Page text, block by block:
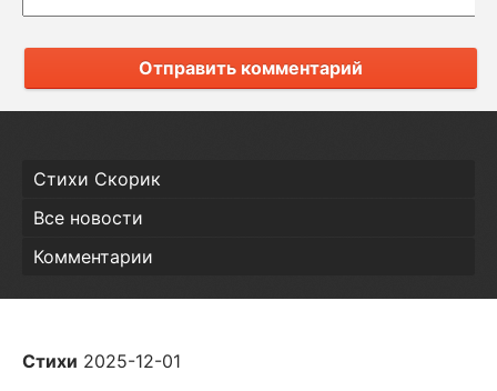
Отправить комментарий
Стихи Скорик
Все новости
Комментарии
Стихи 2025-12-01